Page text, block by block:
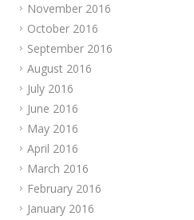
November 2016
October 2016
September 2016
August 2016
July 2016
June 2016
May 2016
April 2016
March 2016
February 2016
January 2016